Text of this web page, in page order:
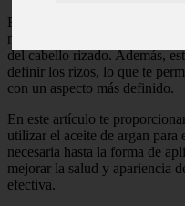
El aceite de argan es conocido
nutritivas, lo que lo convierte
del cabello rizado. Además,
definir los rizos, lo que te
con un aspecto más definido.
En este artículo te
utilizar el aceite de argan para
necesaria hasta la forma de
mejorar la salud y apariencia
efectiva.